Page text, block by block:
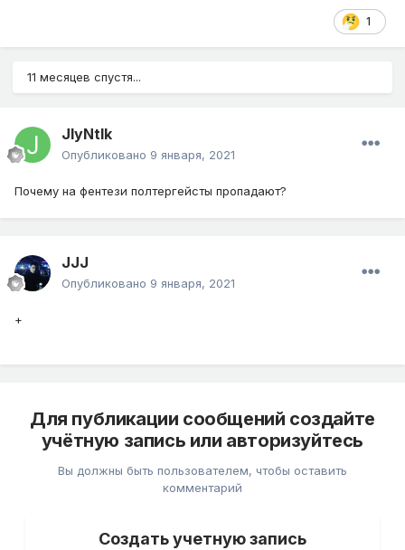
1
11 месяцев спустя...
JlyNtIk
Опубликовано 9 января, 2021
Почему на фентези полтергейсты пропадают?
JJJ
Опубликовано 9 января, 2021
+
Для публикации сообщений создайте
учётную запись или авторизуйтесь
Вы должны быть пользователем, чтобы оставить
комментарий
Создать учетную запись